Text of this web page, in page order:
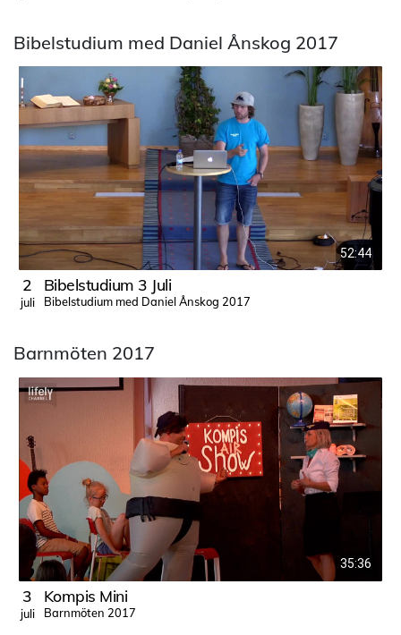
Bibelstudium med Daniel Ånskog 2017
52:44
2
juli
Bibelstudium 3 Juli
Bibelstudium med Daniel Ånskog 2017
Barnmöten 2017
35:36
3
juli
Kompis Mini
Barnmöten 2017